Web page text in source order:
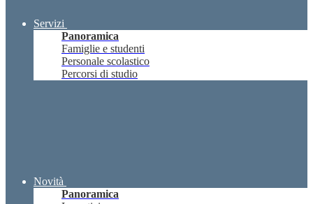
Servizi
Panoramica
Famiglie e studenti
Personale scolastico
Percorsi di studio
Novità
Panoramica